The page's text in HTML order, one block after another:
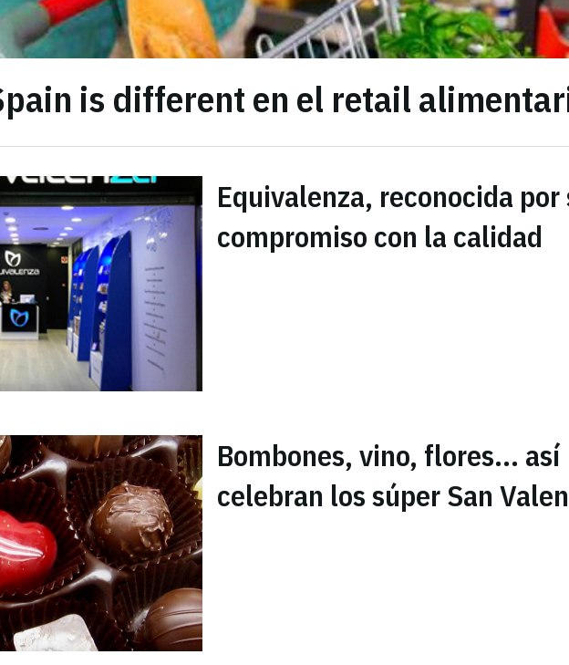
is different en el retail
Equivalenza, reconocida por
compromiso con la calidad
Bombones, vino, flores... así
celebran los súper San